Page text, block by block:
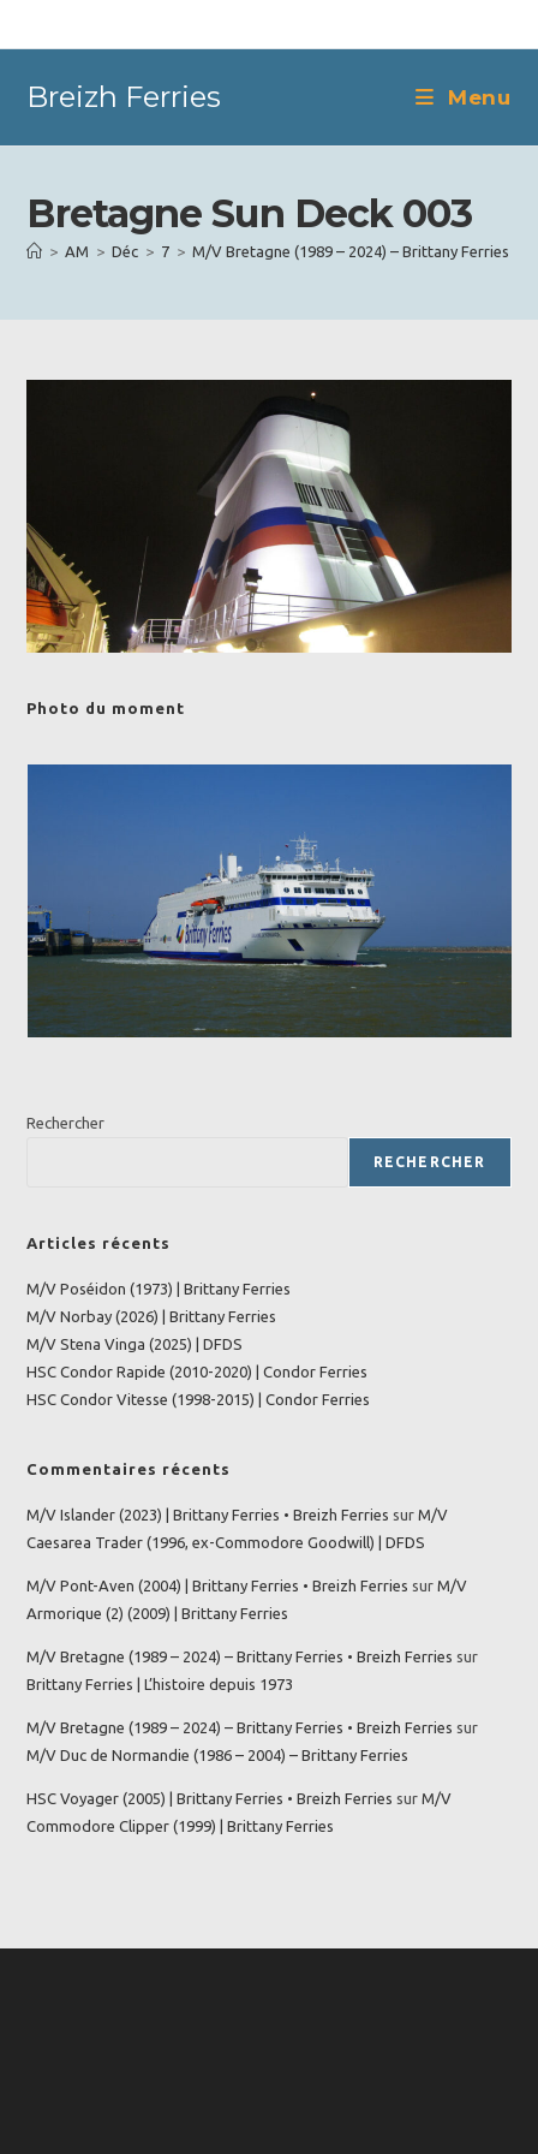
Breizh Ferries Menu
Bretagne Sun Deck 003
> AM > Déc > 7 > M/V Bretagne (1989 – 2024) – Brittany Ferries
Photo du moment
Rechercher
RECHERCHER
Articles récents
M/V Poséidon (1973) | Brittany Ferries
M/V Norbay (2026) | Brittany Ferries
M/V Stena Vinga (2025) | DFDS
HSC Condor Rapide (2010-2020) | Condor Ferries
HSC Condor Vitesse (1998-2015) | Condor Ferries
Commentaires récents
M/V Islander (2023) | Brittany Ferries • Breizh Ferries surM/V
Caesarea Trader (1996, ex-Commodore Goodwill) | DFDS
M/V Pont-Aven (2004) | Brittany Ferries • Breizh Ferries surM/V
Armorique (2) (2009) | Brittany Ferries
M/V Bretagne (1989 – 2024) – Brittany Ferries • Breizh Ferries sur
Brittany Ferries | L’histoire depuis 1973
M/V Bretagne (1989 – 2024) – Brittany Ferries • Breizh Ferries sur
M/V Duc de Normandie (1986 – 2004) – Brittany Ferries
HSC Voyager (2005) | Brittany Ferries • Breizh Ferries surM/V
Commodore Clipper (1999) | Brittany Ferries